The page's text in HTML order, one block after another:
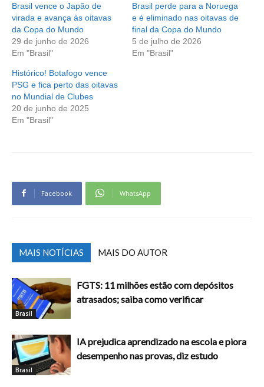
Brasil vence o Japão de
virada e avança às oitavas
da Copa do Mundo
29 de junho de 2026
Em "Brasil"
Brasil perde para a Noruega
e é eliminado nas oitavas de
final da Copa do Mundo
5 de julho de 2026
Em "Brasil"
Histórico! Botafogo vence
PSG e fica perto das oitavas
no Mundial de Clubes
20 de junho de 2025
Em "Brasil"
Facebook WhatsApp
MAIS NOTÍCIAS MAIS DO AUTOR
Brasil
FGTS: 11 milhões estão com depósitos
atrasados; saiba como verificar
Brasil
IA prejudica aprendizado na escola e piora
desempenho nas provas, diz estudo